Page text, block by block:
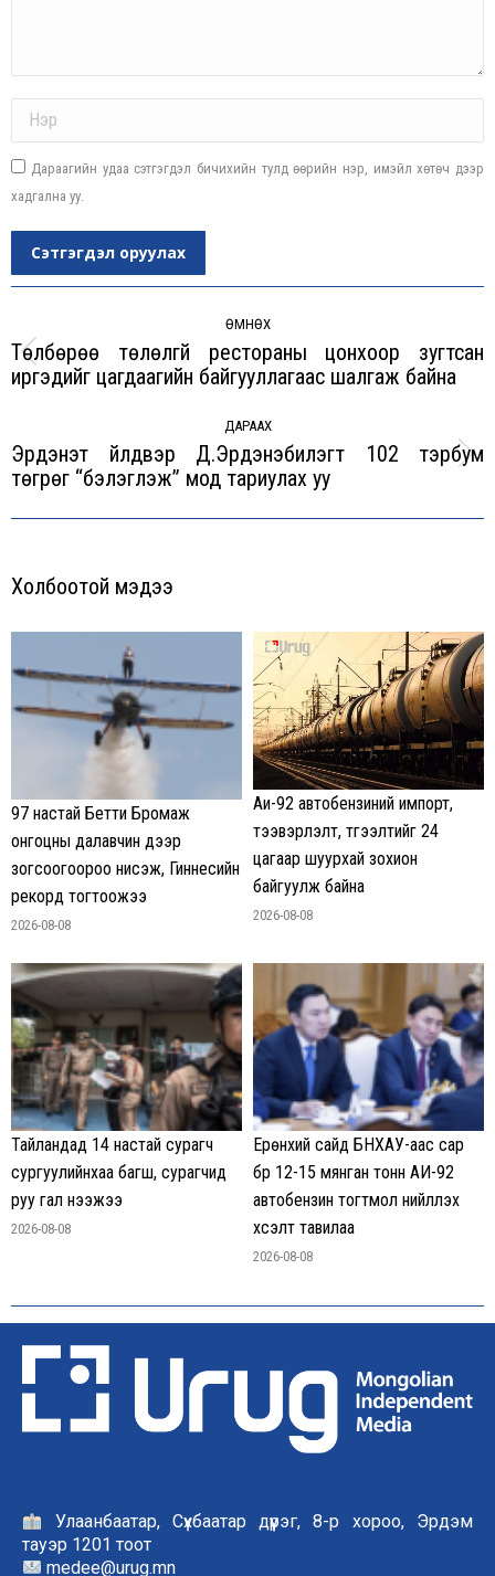
Дараагийн удаа сэтгэгдэл бичихийн тулд өөрийн нэр, имэйл хөтөч дээр
хадгална уу.
Сэтгэгдэл оруулах
navigation
ӨМНӨХ
Previous
post:
Төлбөрөө төлөлгүй рестораны цонхоор зугтсан
иргэдийг цагдаагийн байгууллагаас шалгаж байна
ДАРААХ
Next
post:
Эрдэнэт үйлдвэр Д.Эрдэнэбилэгт 102 тэрбум
төгрөг “бэлэглэж” мод тариулах уу
Холбоотой мэдээ
97 настай Бетти Бромаж
онгоцны далавчин дээр
зогсоогоороо нисэж, Гиннесийн
рекорд тогтоожээ
2026-08-08
Аи-92 автобензиний импорт,
тээвэрлэлт, түгээлтийг 24
цагаар шуурхай зохион
байгуулж байна
2026-08-08
Тайландад 14 настай сурагч
сургуулийнхаа багш, сурагчид
руу гал нээжээ
2026-08-08
Ерөнхий сайд БНХАУ-аас сар
бүр 12-15 мянган тонн АИ-92
автобензин тогтмол нийлүүлэх
хүсэлт тавилаа
2026-08-08
Улаанбаатар, Сүхбаатар дүүрэг, 8-р хороо, Эрдэм
тауэр 1201 тоот
medee@urug.mn